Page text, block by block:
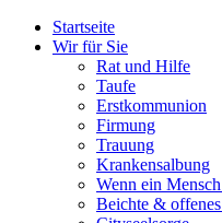
Startseite
Wir für Sie
Rat und Hilfe
Taufe
Erstkommunion
Firmung
Trauung
Krankensalbung
Wenn ein
Beichte &